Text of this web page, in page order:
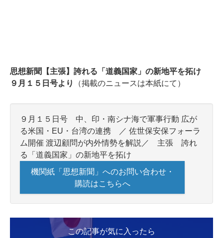
思想新聞【主張】誇れる「道義国家」の新地平を拓け
９月１５日号より
（掲載のニュースは本紙にて）
９月１５日号 中、印・南シナ海で軍事行動 広が
る米国・EU・台湾の連携 ／ 佐世保安保フォーラ
ム開催 渡辺顧問が内外情勢を解説／ 主張 誇れ
る「道義国家」の新地平を拓け
機関紙「思想新聞」へのお問い合わせ・
購読はこちらへ
この記事が気に入ったら